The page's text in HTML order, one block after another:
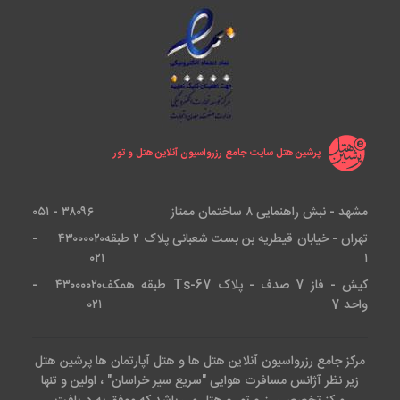
آدرس و مکان های نزدیک به هتل
این هتل در 1397 sok.no:38/40 kahramanlar/konak,
Konak, 35230 Izmir, Turkey واقع شده و دسترسی
خوبی به مرکز شهر دارد. از جمله جاذبه های نزدیک به این
این هتل عبارت اند از :
پارک فرهنگی : 350 متر
میدان جمهوری : 1.3 کیلومتر
پرشین هتل سایت جامع رزرواسیون آنلاین هتل و تور
مشهد - نبش راهنمایی ۸ ساختمان ممتاز
۳۸۰۹۶ - ۰۵۱
تهران - خیابان قیطریه بن بست شعبانی پلاک ۲ طبقه
۱
۴۳۰۰۰۰۲۰ -
۰۲۱
کیش - فاز 7 صدف - پلاک Ts-67 طبقه همکف
واحد 7
۴۳۰۰۰۰۲۰ -
۰۲۱
مرکز جامع رزرواسیون آنلاین هتل ها و هتل آپارتمان ها پرشین هتل
زیر نظر آژانس مسافرت هوایی "سریع سیر خراسان" ، اولین و تنها